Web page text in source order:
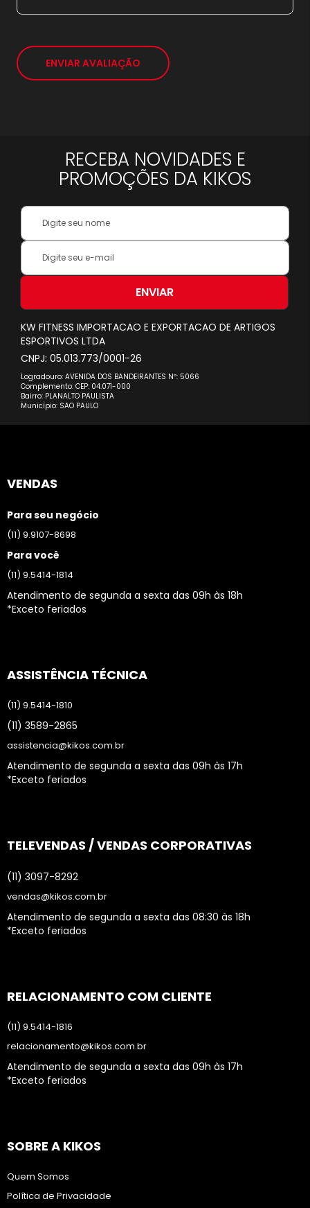
ENVIAR AVALIAÇÃO
RECEBA NOVIDADES E
PROMOÇÕES DA KIKOS
Your
Name:
Inscreva-
na
Newsletter:
ENVIAR
KW FITNESS IMPORTACAO E EXPORTACAO DE ARTIGOS
ESPORTIVOS LTDA
CNPJ: 05.013.773/0001-26
Logradouro: AVENIDA DOS BANDEIRANTES Nº: 5066
Complemento: CEP: 04.071-000
Bairro: PLANALTO PAULISTA
Município: SAO PAULO
VENDAS
Para seu negócio
(11) 9.9107-8698
Para você
(11) 9.5414-1814
Atendimento de segunda a sexta das 09h às 18h
*Exceto feriados
ASSISTÊNCIA TÉCNICA
(11) 9.5414-1810
(11) 3589-2865
assistencia@kikos.com.br
Atendimento de segunda a sexta das 09h às 17h
*Exceto feriados
TELEVENDAS / VENDAS CORPORATIVAS
(11) 3097-8292
vendas@kikos.com.br
Atendimento de segunda a sexta das 08:30 às 18h
*Exceto feriados
RELACIONAMENTO COM CLIENTE
(11) 9.5414-1816
relacionamento@kikos.com.br
Atendimento de segunda a sexta das 09h às 17h
*Exceto feriados
SOBRE A KIKOS
Quem Somos
Política de Privacidade